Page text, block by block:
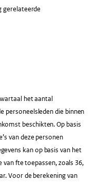
gerelateerde
het aantal
personeelsleden die binnen
beschikten. Op basis
van deze personen
kan op basis van het
fte toepassen, zoals 36,
Voor de berekening van